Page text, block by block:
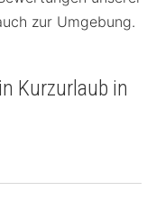
zur Umgebung.
Kurzurlaub in